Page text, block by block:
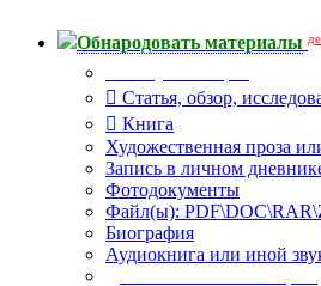
Обнародовать материалы
Статья, обзор,
Книга
Художественная проза
Запись в личном
Фотодокументы
Файл(ы):
Биография
Аудиокнига или иной